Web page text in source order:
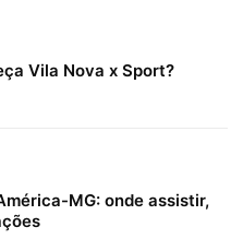
Vila Nova x Sport?
MG: onde assistir,